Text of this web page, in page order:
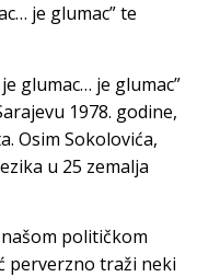
je glumac” te
glumac… je glumac”
1978. godine,
Osim Sokolovića,
u 25 zemalja
političkom
perverzno traži neki